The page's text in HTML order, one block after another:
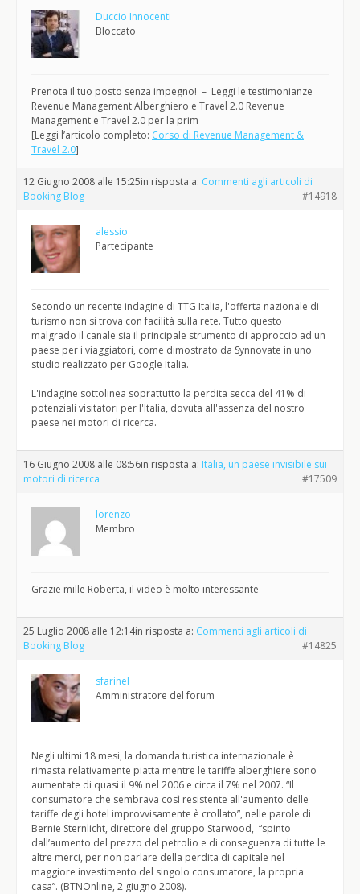
Duccio Innocenti
Bloccato
Prenota il tuo posto senza impegno! – Leggi le testimonianze
Revenue Management Alberghiero e Travel 2.0 Revenue
Management e Travel 2.0 per la prim
[Leggi l’articolo completo: Corso di Revenue Management &
Travel 2.0]
12 Giugno 2008 alle 15:25in risposta a: Commenti agli articoli di
Booking Blog
#14918
alessio
Partecipante
Secondo un recente indagine di TTG Italia, l'offerta nazionale di
turismo non si trova con facilità sulla rete. Tutto questo
malgrado il canale sia il principale strumento di approccio ad un
paese per i viaggiatori, come dimostrato da Synnovate in uno
studio realizzato per Google Italia.
L'indagine sottolinea soprattutto la perdita secca del 41% di
potenziali visitatori per l'Italia, dovuta all'assenza del nostro
paese nei motori di ricerca.
16 Giugno 2008 alle 08:56in risposta a: Italia, un paese invisibile sui
motori di ricerca
#17509
lorenzo
Membro
Grazie mille Roberta, il video è molto interessante
25 Luglio 2008 alle 12:14in risposta a: Commenti agli articoli di
Booking Blog
#14825
sfarinel
Amministratore del forum
Negli ultimi 18 mesi, la domanda turistica internazionale è
rimasta relativamente piatta mentre le tariffe alberghiere sono
aumentate di quasi il 9% nel 2006 e circa il 7% nel 2007. “Il
consumatore che sembrava così resistente all'aumento delle
tariffe degli hotel improvvisamente è crollato”, nelle parole di
Bernie Sternlicht, direttore del gruppo Starwood, “spinto
dall’aumento del prezzo del petrolio e di conseguenza di tutte le
altre merci, per non parlare della perdita di capitale nel
maggiore investimento del singolo consumatore, la propria
casa”. (BTNOnline, 2 giugno 2008).